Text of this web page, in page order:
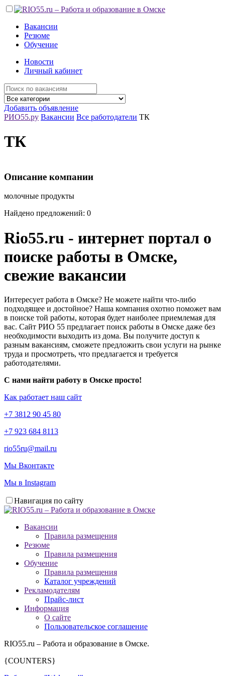
Вакансии
Резюме
Обучение
Новости
Личный кабинет
Добавить объявление
РИО55.ру Вакансии Все работодатели ТК
ТК
Описание компании
молочные продукты
Найдено предложений: 0
Rio55.ru - интернет портал о
поиске работы в Омске,
свежие вакансии
Интересует работа в Омске? Не можете найти что-либо
подходящее и достойное? Наша компания охотно поможет вам
в поиске той работы, которая будет наиболее приемлемая для
вас. Сайт РИО 55 предлагает поиск работы в Омске даже без
необходимости выходить из дома. Вы получите доступ к
разным вакансиям, сможете предложить свои услуги на рынке
труда и просмотреть, что предлагается и требуется
работодателями.
С нами найти работу в Омске просто!
Как работает наш сайт
+7 3812 90 45 80
+7 923 684 8113
rio55ru@mail.ru
Мы Вконтакте
Мы в Instagram
Навигация по сайту
Вакансии
Правила размещения
Резюме
Правила размещения
Обучение
Правила размещения
Каталог учреждений
Рекламодателям
Прайс-лист
Информация
О сайте
Пользовательское соглашение
RIO55.ru – Работа и образование в Омске.
{COUNTERS}